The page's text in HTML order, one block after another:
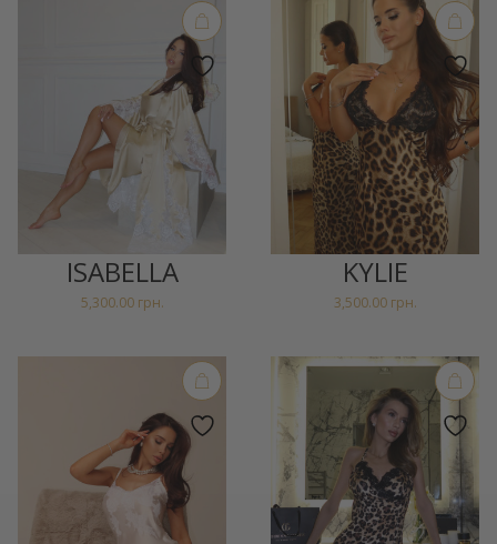
ISABELLA
5,300.00 грн.
KYLIE
3,500.00 грн.